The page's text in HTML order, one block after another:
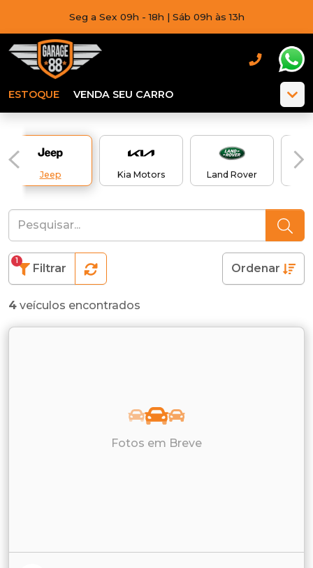
Seg a Sex 09h - 18h | Sáb 09h às 13h
ESTOQUE VENDA SEU CARRO
Jeep Kia Motors Land Rover
Filtrar
1
Ordenar
4 veículos encontrados
Fotos em Breve